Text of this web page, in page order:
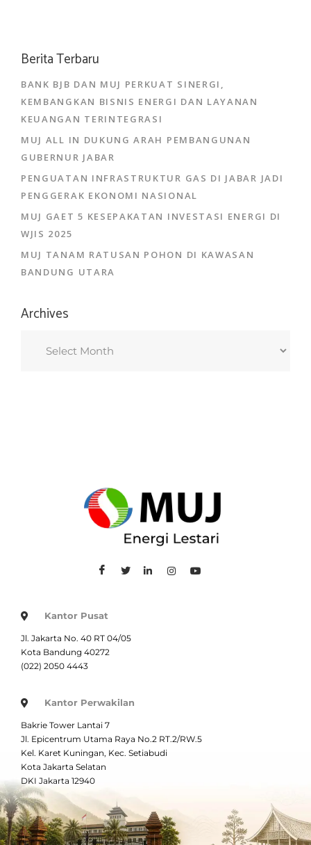
Berita Terbaru
BANK BJB DAN MUJ PERKUAT SINERGI,
KEMBANGKAN BISNIS ENERGI DAN LAYANAN
KEUANGAN TERINTEGRASI
MUJ ALL IN DUKUNG ARAH PEMBANGUNAN
GUBERNUR JABAR
PENGUATAN INFRASTRUKTUR GAS DI JABAR JADI
PENGGERAK EKONOMI NASIONAL
MUJ GAET 5 KESEPAKATAN INVESTASI ENERGI DI
WJIS 2025
MUJ TANAM RATUSAN POHON DI KAWASAN
BANDUNG UTARA
Archives
Kantor Pusat
Jl. Jakarta No. 40 RT 04/05
Kota Bandung 40272
(022) 2050 4443
Kantor Perwakilan
Bakrie Tower Lantai 7
Jl. Epicentrum Utama Raya No.2 RT.2/RW.5
Kel. Karet Kuningan, Kec. Setiabudi
Kota Jakarta Selatan
DKI Jakarta 12940